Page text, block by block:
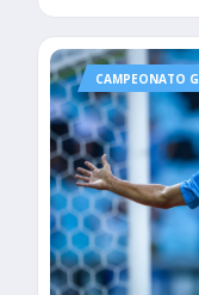
CAMPEONATO